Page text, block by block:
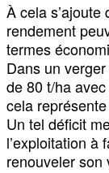
À cela
rendement
termes
Dans un
de 80 t/ha
cela
Un tel déficit
l’exploitation à
renouveler son